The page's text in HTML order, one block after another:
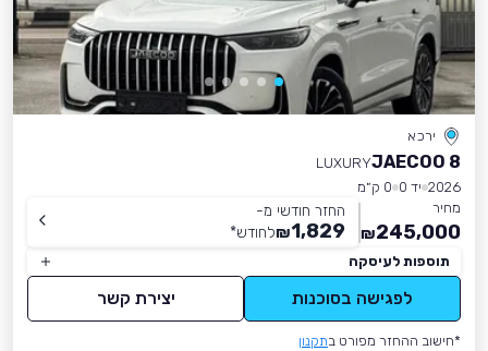
ירכא
JAECOO 8
LUXURY
2026 יד 0
0 ק״מ
מחיר
245,000
₪
החזר חודשי מ-
1,829
₪לחודש*
תוספות לעיסקה
לפגישה בסוכנות יצירת קשר
*חישוב ההחזר מפורט בתקנון